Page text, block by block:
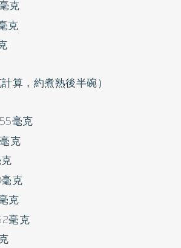
克
克
算，約煮熟後半碗）
毫克
克
克
克
毫克